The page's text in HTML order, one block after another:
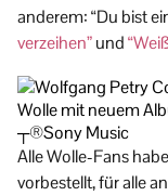
anderem: “Du bist
verzeihen”und
Wolle mit neuem
┬®Sony Music
Alle Wolle-Fans
vorbestellt, für alle